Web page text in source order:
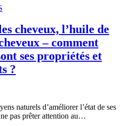
cheveux, l’huile de
– comment
ses propriétés et
?
naturels d’améliorer l’état de ses
pas prêter attention au…